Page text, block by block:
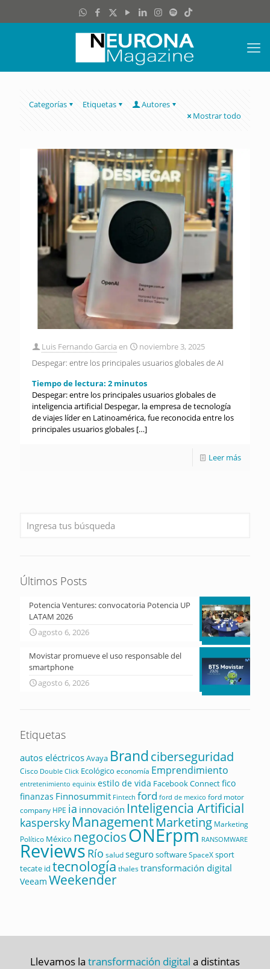
Categorías Etiquetas
Autores
Mostrar todo
Luis Fernando Garcia en
noviembre 3, 2025
Despegar: entre los principales usuarios globales de AI
Tiempo de lectura: 2 minutos
Despegar: entre los principales usuarios globales de
inteligencia artificial Despegar, la empresa de tecnología
de viajes líder en Latinoamérica, fue reconocida entre los
principales usuarios globales […]
Leer más
Últimos Posts
Potencia Ventures: convocatoria Potencia UP
LATAM 2026
agosto 6, 2026
Movistar promueve el uso responsable del
smartphone
agosto 6, 2026
Etiquetas
autos eléctricosAvaya Brandciberseguridad
Cisco Double Click Ecológico economía Emprendimiento
entretenimiento equinix estilo de vida Facebook Connectfico
finanzas Finnosummit Fintech ford ford de mexico ford motor
company HPE ia innovación Inteligencia Artificial
kaspersky ManagementMarketing Marketing
Político México negociosONErpm RANSOMWARE
Reviews Río saludsegurosoftwareSpaceXsport
tecate id tecnología thalestransformación digital
Veeam Weekender
Llevamos la transformación digital a distintas